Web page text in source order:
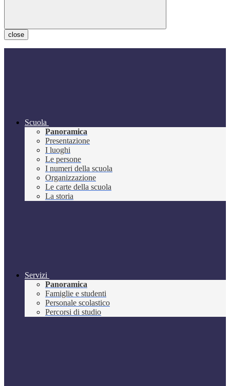
close
Scuola
Panoramica
Presentazione
I luoghi
Le persone
I numeri della scuola
Organizzazione
Le carte della scuola
La storia
Servizi
Panoramica
Famiglie e studenti
Personale scolastico
Percorsi di studio